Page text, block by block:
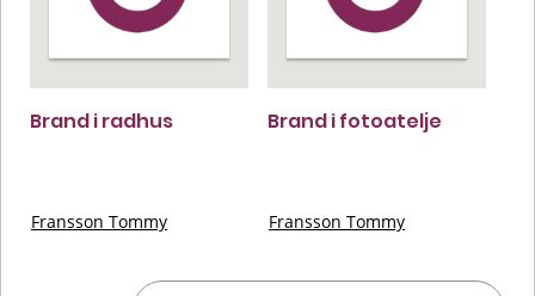
Brand i radhus
Fransson Tommy
Brand i fotoatelje
Fransson Tommy